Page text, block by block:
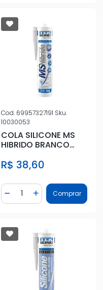
Cod. 69957327191 Sku.
10030053
COLA SILICONE MS
HIBRIDO BRANCO
R$ 38,60
Diminuir Quantidade
Quantidade
AdicionarComprar